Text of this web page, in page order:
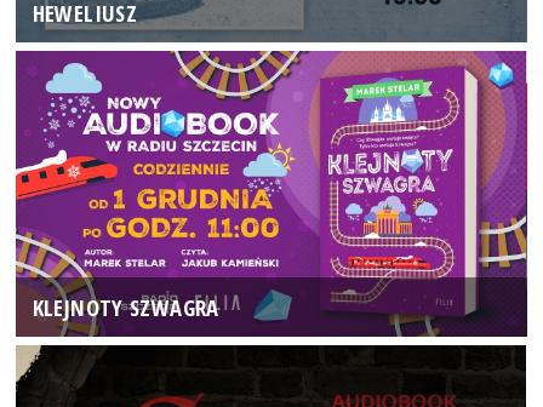
HEWELIUSZ
KLEJNOTY SZWAGRA